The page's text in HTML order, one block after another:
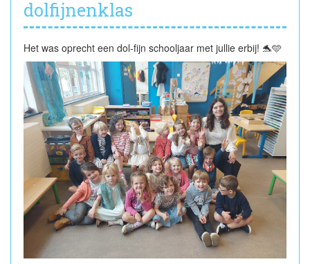
dolfijnenklas
Het was oprecht een dol-fijn schooljaar met jullie erbij! 🐬🩵